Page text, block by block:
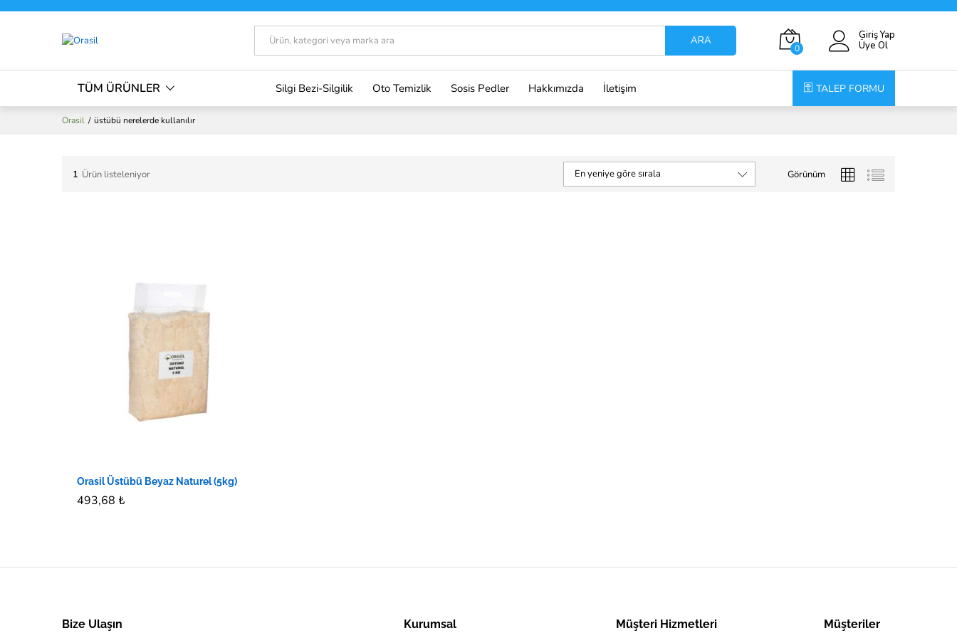
Tümü ARA
0
Giriş Yap
Üye Ol
TÜM ÜRÜNLER Silgi Bezi-Silgilik Oto Temizlik Sosis Pedler Hakkımızda İletişim TALEP FORMU
Orasil / üstübü nerelerde kullanılır
1 Ürün listeleniyor Görünüm
En yeniye göre sırala
Orasil Üstübü Beyaz Naturel (5kg)
493,68 ₺
493,68 ₺
Bize Ulaşın Kurumsal Müşteri Hizmetleri Müşteriler